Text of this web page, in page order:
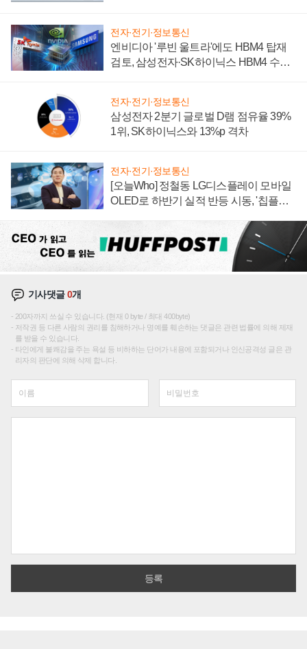
전자·전기·정보통신
엔비디아 '루빈 울트라'에도 HBM4 탑재
검토, 삼성전자·SK하이닉스 HBM4 수율
전자·전기·정보통신
삼성전자 2분기 글로벌 D램 점유율 39%
1위, SK하이닉스와 13%p 격차
전자·전기·정보통신
[오늘Who] 정철동 LG디스플레이 모바일
OLED로 하반기 실적 반등 시동, '칩플레
기사댓글0개
200자까지 쓰실 수 있습니다. (현재 0 byte / 최대 400byte)
저작권 등 다른 사람의 권리를 침해하거나 명예를 훼손하는 댓글은 관련 법률에 의해 제재
를 받을 수 있습니다.
타인에게 불쾌감을 주는 욕설 등 비하하는 단어가 내용에 포함되거나 인신공격성 글은 관
리자의 판단에 의해 삭제 합니다.